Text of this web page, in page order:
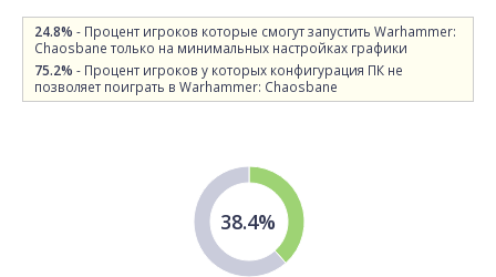
24.8% - Процент игроков которые смогут запустить Warhammer:
Chaosbane только на минимальных настройках графики
75.2% - Процент игроков у которых конфигурация ПК не
позволяет поиграть в Warhammer: Chaosbane
38.4%